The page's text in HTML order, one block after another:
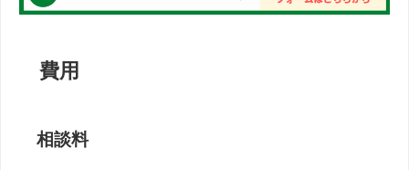
費用
相談料